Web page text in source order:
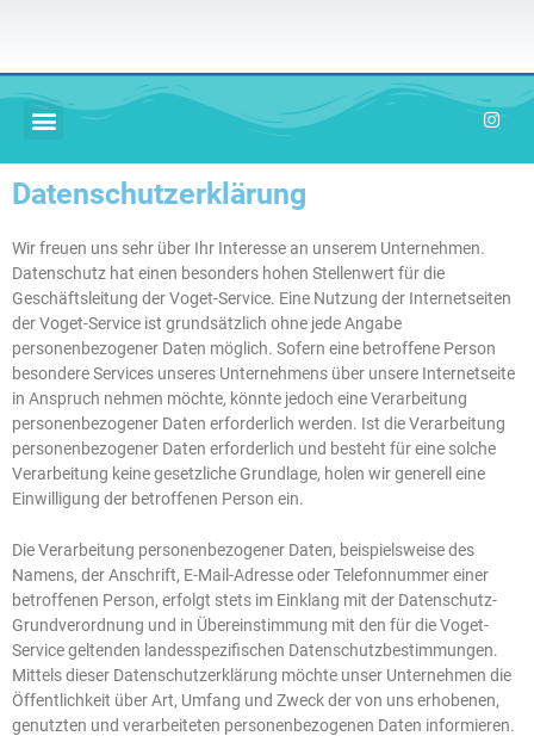
Menü I
n
t
Datenschutzerklärung
Wir freuen uns sehr über Ihr Interesse an unserem Unternehmen.
Datenschutz hat einen besonders hohen Stellenwert für die
Geschäftsleitung der Voget-Service. Eine Nutzung der Internetseiten
der Voget-Service ist grundsätzlich ohne jede Angabe
personenbezogener Daten möglich. Sofern eine betroffene Person
besondere Services unseres Unternehmens über unsere Internetseite
in Anspruch nehmen möchte, könnte jedoch eine Verarbeitung
personenbezogener Daten erforderlich werden. Ist die Verarbeitung
personenbezogener Daten erforderlich und besteht für eine solche
Verarbeitung keine gesetzliche Grundlage, holen wir generell eine
Einwilligung der betroffenen Person ein.
Die Verarbeitung personenbezogener Daten, beispielsweise des
Namens, der Anschrift, E-Mail-Adresse oder Telefonnummer einer
betroffenen Person, erfolgt stets im Einklang mit der Datenschutz-
Grundverordnung und in Übereinstimmung mit den für die Voget-
Service geltenden landesspezifischen Datenschutzbestimmungen.
Mittels dieser Datenschutzerklärung möchte unser Unternehmen die
Öffentlichkeit über Art, Umfang und Zweck der von uns erhobenen,
genutzten und verarbeiteten personenbezogenen Daten informieren.